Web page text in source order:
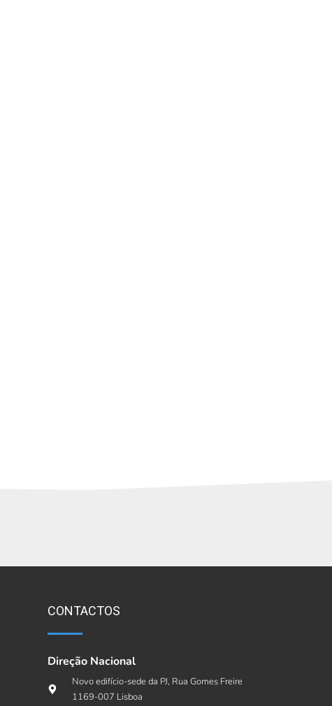
CONTACTOS
Direção Nacional
Novo edifício-sede da PJ, Rua Gomes Freire
1169-007 Lisboa